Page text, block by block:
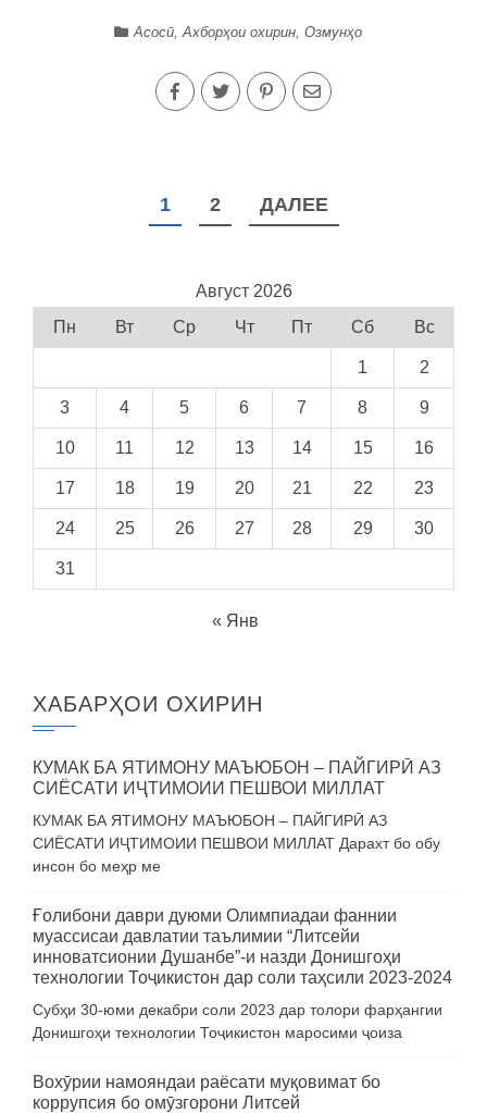
Асосӣ, Ахборҳои охирин, Озмунҳо
НАВИГАЦИЯ
1 2 ДАЛЕЕ
Август 2026
Пн
Вт Ср Чт Пт Сб Вс
1 2
3 4 5 6 7 8 9
10 11 12 13 14 15 16
17 18 19 20 21 22 23
24 25 26 27 28 29 30
31
« Янв
ХАБАРҲОИ ОХИРИН
КУМАК БА ЯТИМОНУ МАЪЮБОН – ПАЙГИРӢ АЗ
СИЁСАТИ ИҶТИМОИИ ПЕШВОИ МИЛЛАТ
КУМАК БА ЯТИМОНУ МАЪЮБОН – ПАЙГИРӢ АЗ
СИЁСАТИ ИҶТИМОИИ ПЕШВОИ МИЛЛАТ Дарахт бо обу
инсон бо меҳр ме
Ғолибони даври дуюми Олимпиадаи фаннии
муассисаи давлатии таълимии “Литсейи
инноватсионии Душанбе”-и назди Донишгоҳи
технологии Тоҷикистон дар соли таҳсили 2023-2024
Субҳи 30-юми декабри соли 2023 дар толори фарҳангии
Донишгоҳи технологии Тоҷикистон маросими ҷоиза
Вохӯрии намояндаи раёсати муқовимат бо
коррупсия бо омӯзгорони Литсей